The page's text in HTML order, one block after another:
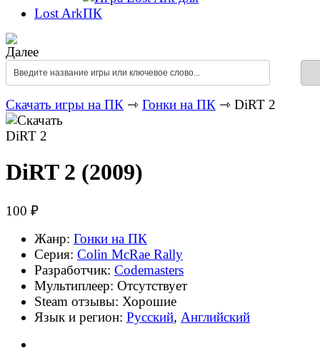
Lost Ark
Скачать игры на ПК ⇾ Гонки на ПК ⇾ DiRT 2
DiRT 2 (2009)
100 ₽
Жанр: Гонки на ПК
Серия: Colin McRae Rally
Разработчик: Codemasters
Мультиплеер: Отсутствует
Steam отзывы: Хорошие
Язык и регион: Русский, Английский